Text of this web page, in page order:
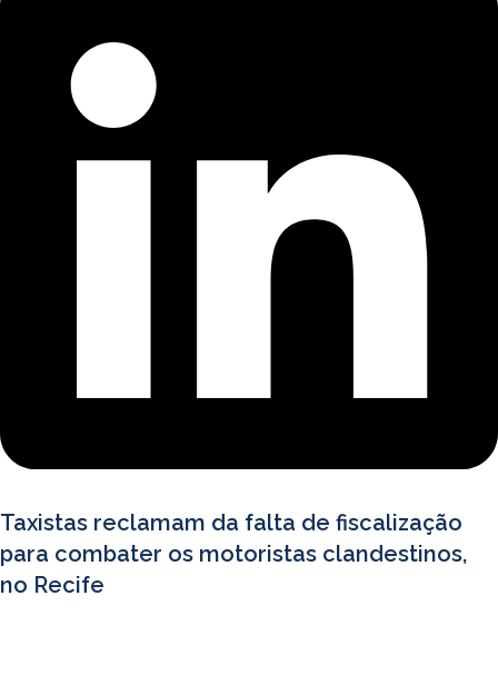
Taxistas reclamam da falta de fiscalização
para combater os motoristas clandestinos,
no Recife